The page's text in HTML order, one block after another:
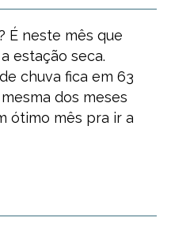
É neste mês que
estação seca.
chuva fica em 63
dos meses
ótimo mês pra ir a